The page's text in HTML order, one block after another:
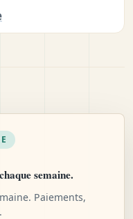
semaine.
Paiements,